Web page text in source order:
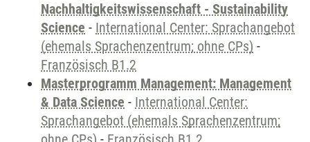
Nachhaltigkeitswissenschaft - Sustainability
Science - International Center: Sprachangebot
(ehemals Sprachenzentrum; ohne CPs) -
Französisch B1.2
Masterprogramm Management: Management
& Data Science - International Center:
Sprachangebot (ehemals Sprachenzentrum;